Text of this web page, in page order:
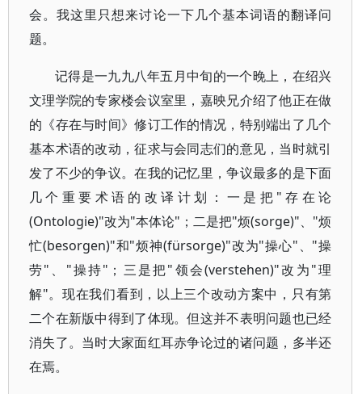
会。我这里只想来讨论一下几个基本词语的翻译问
题。
记得是一九九八年五月中旬的一个晚上，在绍兴
文理学院的专家楼会议室里，嘉映兄介绍了他正在做
的《存在与时间》修订工作的情况，特别端出了几个
基本术语的改动，征求与会同志们的意见，当时就引
发了不少的争议。在我的记忆里，争议最多的是下面
几个重要术语的改译计划：一是把"存在论
(Ontologie)"改为"本体论"；二是把"烦(sorge)"、"烦
忙(besorgen)"和"烦神(fürsorge)"改为"操心"、"操
劳"、"操持"；三是把"领会(verstehen)"改为"理
解"。现在我们看到，以上三个改动方案中，只有第
二个在新版中得到了体现。但这并不表明问题也已经
消失了。当时大家面红耳赤争论过的诸问题，多半还
在焉。